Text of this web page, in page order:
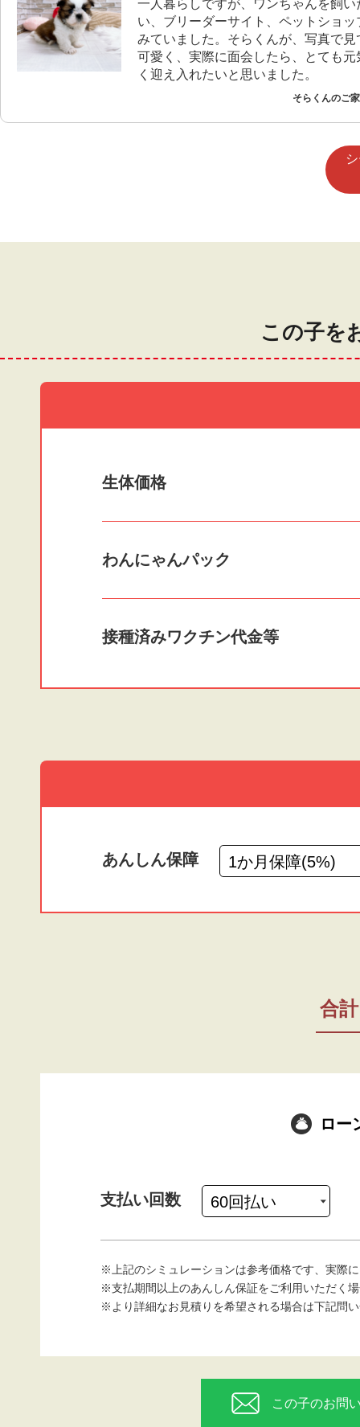
一人暮らしですが、ワンちゃんを飼い
い、ブリーダーサイト、ペットショッ
みていました。そらくんが、写真で見
可愛く、実際に面会したら、とても元
く迎え入れたいと思いました。
そらくんのご
この子を
生体価格
わんにゃんパック
接種済みワクチン代金等
あんしん保障
合計
ロー
支払い回数
※上記のシミュレーションは参考価格です、実際
※支払期間以上のあんしん保証をご利用いただく
※より詳細なお見積りを希望される場合は下記問
この子のお問